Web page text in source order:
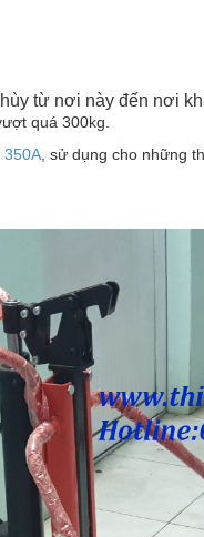
từ nơi này đến nơi
quá 300kg.
350A, sử dụng cho những